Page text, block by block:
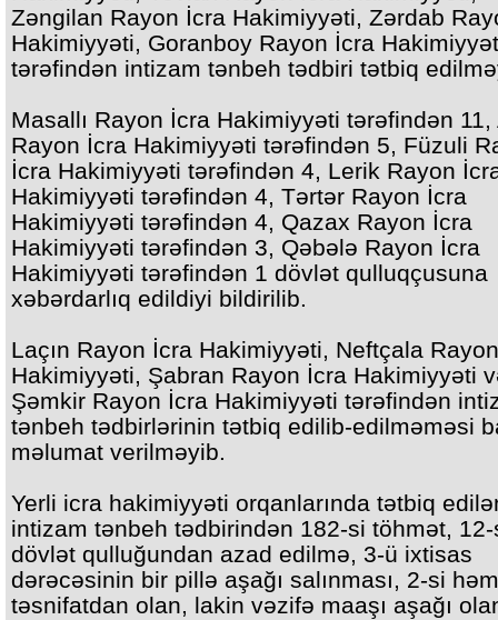
Zəngilan Rayon İcra Hakimiyyəti, Zərdab
Hakimiyyəti, Goranboy Rayon İcra
tərəfindən intizam tənbeh tədbiri tətbiq
Masallı Rayon İcra Hakimiyyəti tərəfindən 11,
Rayon İcra Hakimiyyəti tərəfindən 5, Füzuli
İcra Hakimiyyəti tərəfindən 4, Lerik Rayon
Hakimiyyəti tərəfindən 4, Tərtər Rayon İcra
Hakimiyyəti tərəfindən 4, Qazax Rayon İcra
Hakimiyyəti tərəfindən 3, Qəbələ Rayon İcra
Hakimiyyəti tərəfindən 1 dövlət qulluqçusuna
xəbərdarlıq edildiyi bildirilib.
Laçın Rayon İcra Hakimiyyəti, Neftçala
Hakimiyyəti, Şabran Rayon İcra Hakimiyyəti
Şəmkir Rayon İcra Hakimiyyəti tərəfindən
tənbeh tədbirlərinin tətbiq edilib-edilməməsi
məlumat verilməyib.
Yerli icra hakimiyyəti orqanlarında tətbiq
intizam tənbeh tədbirindən 182-si töhmət,
dövlət qulluğundan azad edilmə, 3-ü ixtisas
dərəcəsinin bir pillə aşağı salınması, 2-si
təsnifatdan olan, lakin vəzifə maaşı aşağı